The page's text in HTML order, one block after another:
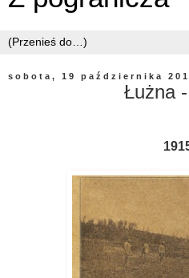
sobota, 19 października
Łużna